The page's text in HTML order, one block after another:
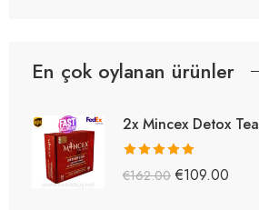
En çok oylanan ürünler
2x Mincex Detox Tea
5 üzerinden
€162.00 €109.00